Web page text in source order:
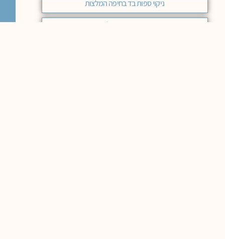
ניקוי ספות בד בחיפה המלצות
ניקוי ספה ירושלים